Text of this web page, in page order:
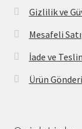
Gizlilik ve
Mesafeli
İade ve
Ürün